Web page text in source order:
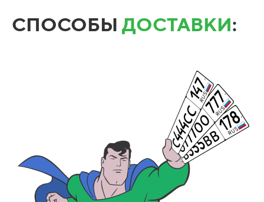
СПОСОБЫ ДОСТАВКИ: